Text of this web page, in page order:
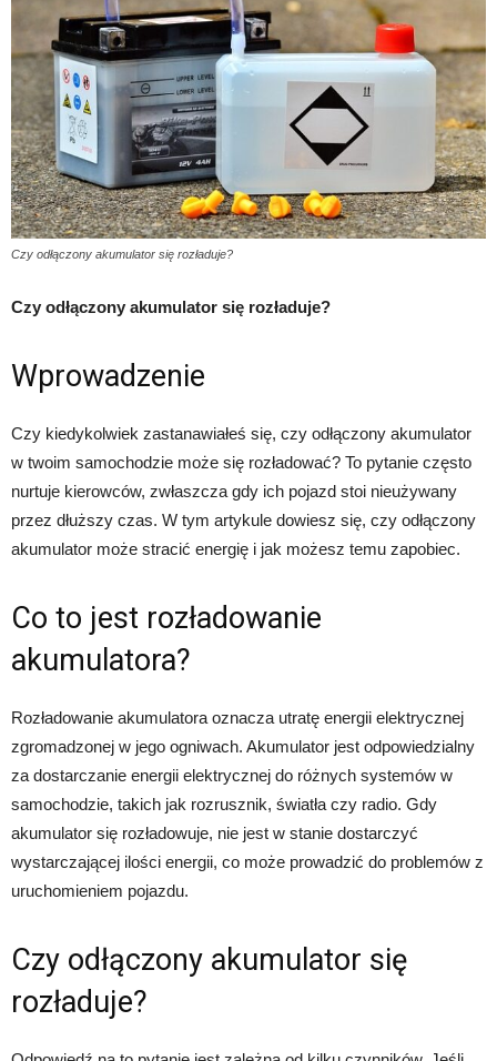
Czy odłączony akumulator się rozładuje?
Czy odłączony akumulator się rozładuje?
Wprowadzenie
Czy kiedykolwiek zastanawiałeś się, czy odłączony akumulator
w twoim samochodzie może się rozładować? To pytanie często
nurtuje kierowców, zwłaszcza gdy ich pojazd stoi nieużywany
przez dłuższy czas. W tym artykule dowiesz się, czy odłączony
akumulator może stracić energię i jak możesz temu zapobiec.
Co to jest rozładowanie
akumulatora?
Rozładowanie akumulatora oznacza utratę energii elektrycznej
zgromadzonej w jego ogniwach. Akumulator jest odpowiedzialny
za dostarczanie energii elektrycznej do różnych systemów w
samochodzie, takich jak rozrusznik, światła czy radio. Gdy
akumulator się rozładowuje, nie jest w stanie dostarczyć
wystarczającej ilości energii, co może prowadzić do problemów z
uruchomieniem pojazdu.
Czy odłączony akumulator się
rozładuje?